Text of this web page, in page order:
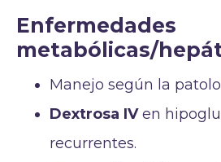
Enfermedades
metabólicas/
Manejo según la
Dextrosa IVen
recurrentes.